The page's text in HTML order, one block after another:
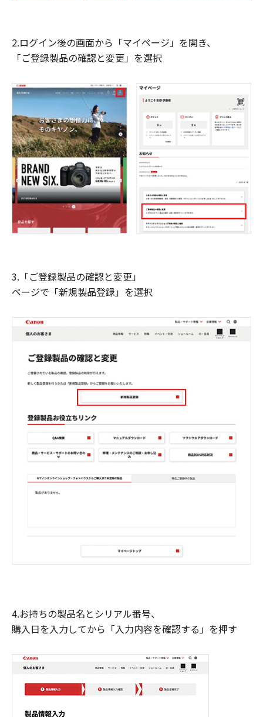
2.ログイン後の画面から「マイページ」を開き、
「ご登録製品の確認と変更」を選択
3.「ご登録製品の確認と変更」
ページで「新規製品登録」を選択
4.お持ちの製品名とシリアル番号、
購入日を入力してから「入力内容を確認する」を押す